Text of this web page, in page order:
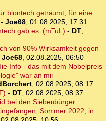
biontech geträumt, für eine
- Joe68, 01.08.2025, 17:31
gab es. (mTuL) - DT,
von 90% Wirksamkeit gegen
Joe68, 02.08.2025, 06:50
Info - das mit dem Nobelpreis
war an mir
, 02.08.2025, 08:17
- DT, 02.08.2025, 08:37
bei den Siebenbürger
Sommer 2022, in